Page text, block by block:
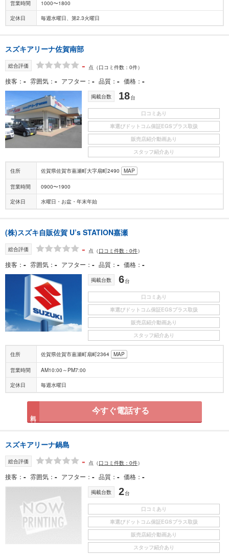
営業時間 1000〜1800
定休日 毎週水曜日、第2.3火曜日
スズキアリーナ佐賀南部
総合評価 - 点 （口コミ件数：0件）
接客 - 雰囲気 - アフター - 品質 - 価格 -
掲載台数 18台
口コミあり
車選びドットコム保証EGSプラス取扱
販売店紹介動画あり
スタッフ紹介あり
住所 佐賀県佐賀市嘉瀬町大字扇町2490 MAP
営業時間 0900〜1900
定休日 水曜日・お盆・年末年始
(株)スズキ自販佐賀 U’s STATION嘉瀬
総合評価 - 点 （口コミ件数：0件）
接客 - 雰囲気 - アフター - 品質 - 価格 -
掲載台数 6台
口コミあり
車選びドットコム保証EGSプラス取扱
販売店紹介動画あり
スタッフ紹介あり
住所 佐賀県佐賀市嘉瀬町扇町2364 MAP
営業時間 AM10:00～PM7:00
定休日 毎週水曜日
今すぐ電話する
スズキアリーナ鍋島
総合評価 - 点 （口コミ件数：0件）
接客 - 雰囲気 - アフター - 品質 - 価格 -
掲載台数 2台
口コミあり
車選びドットコム保証EGSプラス取扱
販売店紹介動画あり
スタッフ紹介あり